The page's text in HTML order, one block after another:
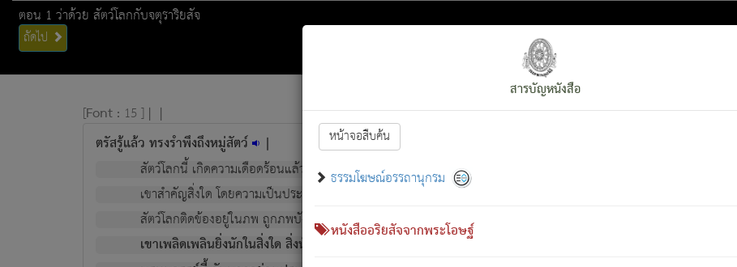
ตอน 1 ว่าด้วย สัตว์โลกกับจตุราริยสัจ
ถัดไป
สารบัญหนังสือ
หน้าจอสืบค้น
ธรรมโฆษณ์อรรถานุกรม
หนังสืออริยสัจจากพระโอษฐ์
[Font : 15 ] | |
ตรัสรู้แล้ว ทรงรำพึงถึงหมู่สัตว์ |
สัตว์โลกนี้ เกิดความเดือดร้อนแล้ว มีผัสสะบังหน้า[1]ย่อมกล่าวซึ่งโรค (ความเสียดแทง) นั้นโดยความเป็นตัวเป็นตน
เขาสำคัญสิ่งใด โดยความเป็นประการใด แต่สิ่งนั้นย่อมเป็น (ตามที่เป็นจริง) โดยประการอื่นจากที่เขาสำคัญนั้น
สัตว์โลกติดข้องอยู่ในภพ ถูกภพบังหน้าแล้ว มีภพโดยความเป็นอย่างอื่น (จากที่มันเป็นอยู่จริง) จึงได้เพลิดเพลินยิ่งนักในภพนั้น
เขาเพลิดเพลินยิ่งนักในสิ่งใด สิ่งนั้นเป็นภัย (ที่เขาไม่รู้จัก) : เขากลัวต่อสิ่งใดสิ่งนั้นเป็นทุกข์